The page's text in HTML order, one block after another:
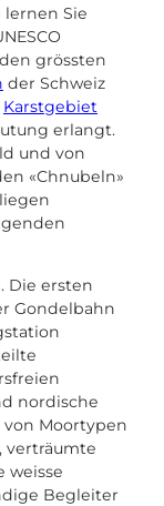
Sie
grössten
der Schweiz
Karstgebiet
erlangt.
und von
«Chnubeln»
Die ersten
Gondelbahn
nordische
Moortypen
verträumte
weisse
Begleiter